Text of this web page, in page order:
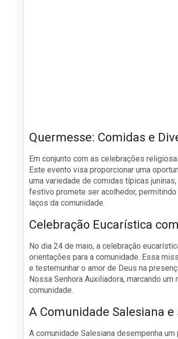
Quermesse: Comidas e
Em conjunto com as celebrações
Este evento visa proporcionar uma
uma variedade de comidas típicas
festivo promete ser acolhedor,
laços da comunidade.
Celebração Eucarística
No dia 24 de maio, a celebração
orientações para a comunidade. Essa
e testemunhar o amor de Deus na
Nossa Senhora Auxiliadora, marcando
comunidade.
A Comunidade Salesiana
A comunidade Salesiana desempenha